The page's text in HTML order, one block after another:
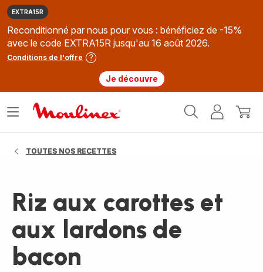
EXTRA15R
Reconditionné par nous pour vous : bénéficiez de -15%
avec le code EXTRA15R jusqu'au 16 août 2026.
Conditions de l'offre
Je découvre
MonMon
Ouvrir
TOUTES NOS RECETTES
Riz aux carottes et
aux lardons de
bacon